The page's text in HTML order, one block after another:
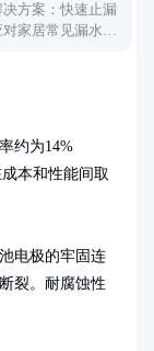
方案：快速止漏
家居常见漏水困
约为14%
本和性能间取
电极的牢固连
裂。耐腐蚀性